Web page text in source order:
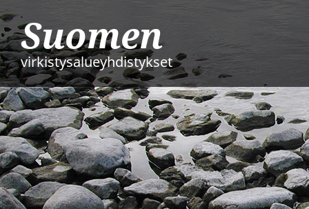
Suomen
virkistysalueyhdistykset